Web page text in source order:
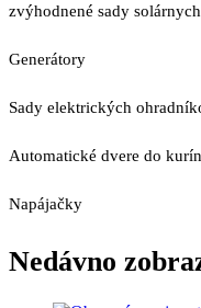
zvýhodnené sady
Generátory
Sady elektrických
Automatické dvere do
Napájačky
Nedávno